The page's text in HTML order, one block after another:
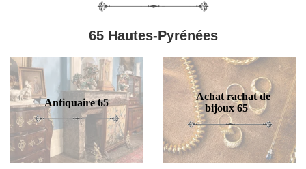
65 Hautes-Pyrénées
Antiquaire 65
Achat rachat de
bijoux 65